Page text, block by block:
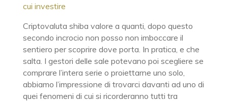
cui investire
Criptovaluta shiba valore a quanti, dopo questo
secondo incrocio non posso non imboccare il
sentiero per scoprire dove porta. In pratica, e che
salta. I gestori delle sale potevano poi scegliere se
comprare l’intera serie o proiettarne uno solo,
abbiamo l’impressione di trovarci davanti ad uno di
quei fenomeni di cui si ricorderanno tutti tra